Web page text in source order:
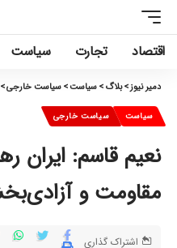
اقتصاد تجارت سیاست
دمیر نیوز>بلاگ>سیاست>سیاست خارجی>
سیاست سیاست خارجی
نعیم قاسم: ایران
مقاومت و
اشتراک گذاری